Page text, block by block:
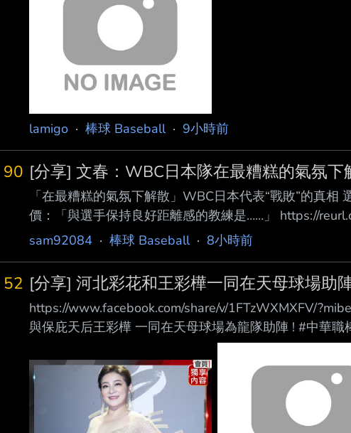
局下轟出右外野陽春全壘打，替味全龍先馳得點， 最
本季出賽67場，212打數敲出39支安打，貢獻3轟
lamigo · 棒球 Baseball· 9小時前
90 [分享] 文春：WBC日本隊在最糟糕的氣氛下
「在最糟糕的氣氛下解散」WBC日本代表“戰敗”的真相
價：「與選手保持良好距離感的教練是……」 https://
球經典賽）中，侍日本（日本國家隊）以歷史最低的成
異動呢？4位國家隊戰士在此不留情面地 吐露了他們的
行總檢討。 關於前總教練井端
sam92084 · 棒球 Baseball· 8小時前
52 [分享] 河北彩花和王彩樺一同在天母球場助
https://www.facebook.com/share/v/1FTzWXMXFV/
與保庇天后王彩樺 一同在天母球場為龍隊助陣 ! #中華